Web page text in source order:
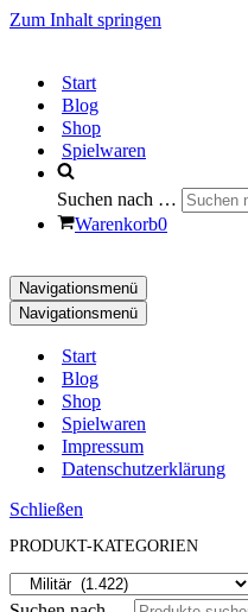
Zum Inhalt springen
Start
Blog
Shop
Spielwaren
Suchen nach …
Warenkorb0
Navigationsmenü
Navigationsmenü
Start
Blog
Shop
Spielwaren
Impressum
Datenschutzerklärung
Schließen
PRODUKT-KATEGORIEN